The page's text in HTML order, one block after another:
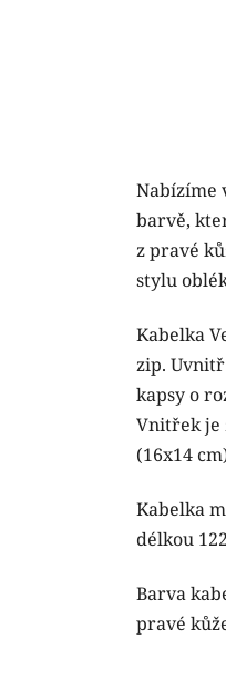
Nabízíme
barvě,
z pravé
stylu
Kabelka
zip.
kapsy o
Vnitřek je
(16x14
Kabelka
délkou
Barva
pravé